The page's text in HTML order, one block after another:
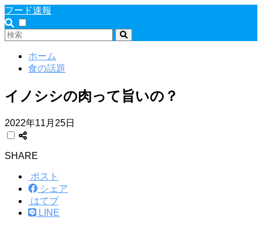
フード速報
ホーム
食の話題
イノシシの肉って旨いの？
2022年11月25日
SHARE
ポスト
シェア
はてブ
LINE